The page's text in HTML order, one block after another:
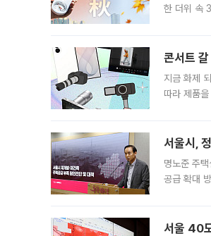
한 더위 속
콘서트
지금 화제
따라 제품
서울시,
명노준 주
공급 확대
서울 40